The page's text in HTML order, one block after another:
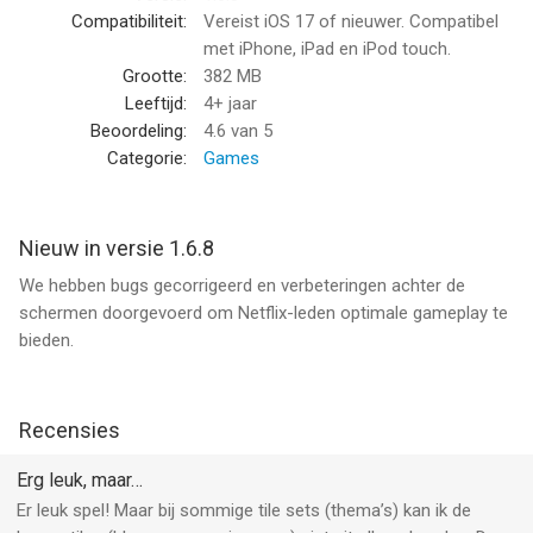
Compatibiliteit:
Vereist iOS 17 of nieuwer. Compatibel
met iPhone, iPad en iPod touch.
Grootte:
382 MB
Leeftijd:
4+ jaar
Beoordeling:
4.6 van 5
Categorie:
Games
Nieuw in versie 1.6.8
We hebben bugs gecorrigeerd en verbeteringen achter de
schermen doorgevoerd om Netflix-leden optimale gameplay te
bieden.
Recensies
Erg leuk, maar…
Er leuk spel! Maar bij sommige tile sets (thema’s) kan ik de